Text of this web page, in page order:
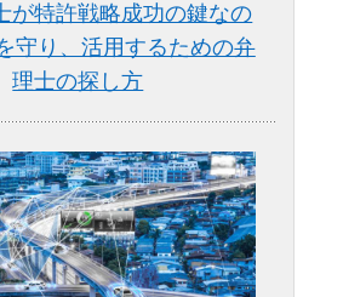
が特許戦略成功の鍵なの
守り、活用するための弁
理士の探し方